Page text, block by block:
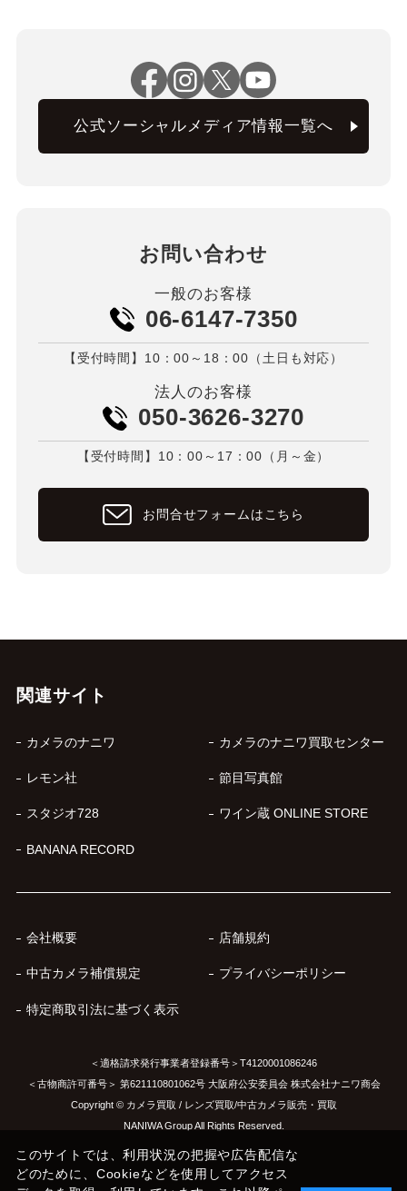
公式ソーシャルメディア情報一覧へ
お問い合わせ
一般のお客様
06-6147-7350
【受付時間】10：00～18：00（土日も対応）
法人のお客様
050-3626-3270
【受付時間】10：00～17：00（月～金）
お問合せフォームはこちら
関連サイト
カメラのナニワ カメラのナニワ買取センター
レモン社 節目写真館
スタジオ728 ワイン蔵 ONLINE STORE
BANANA RECORD
会社概要 店舗規約
中古カメラ補償規定 プライバシーポリシー
特定商取引法に基づく表示
＜適格請求発行事業者登録番号＞T4120001086246
＜古物商許可番号＞ 第621110801062号 大阪府公安委員会 株式会社ナニワ商会
Copyright © カメラ買取 / レンズ買取/中古カメラ販売・買取
NANIWA Group All Rights Reserved.
このサイトでは、利用状況の把握や広告配信な
どのために、Cookieなどを使用してアクセス